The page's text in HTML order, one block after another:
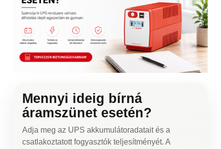
Mennyi ideig bírná
áramszünet esetén?
Adja meg az UPS akkumulátoradatait és a
csatlakoztatott fogyasztók teljesítményét. A